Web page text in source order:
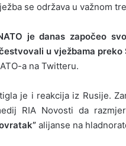
se održava u važnom
je danas započeo
u vježbama preko
a na Twitteru.
je i reakcija iz Rusije.
RIA Novosti da
alijanse na